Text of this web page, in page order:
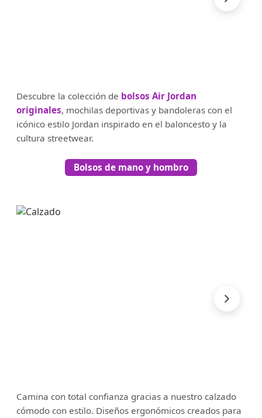
Descubre la colección de bolsos Air Jordan
originales, mochilas deportivas y bandoleras con el
icónico estilo Jordan inspirado en el baloncesto y la
cultura streetwear.
Bolsos de mano y hombro
Camina con total confianza gracias a nuestro calzado
cómodo con estilo. Diseños ergonómicos creados para